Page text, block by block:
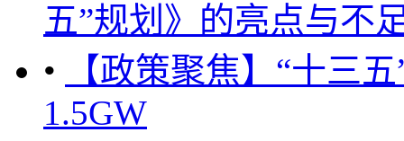
五”规划》的亮点与不
•
【政策聚焦】“十三
1.5GW